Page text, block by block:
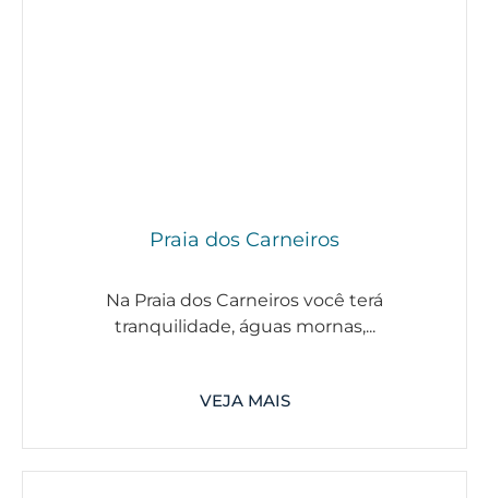
Praia dos Carneiros
Na Praia dos Carneiros você terá
tranquilidade, águas mornas,...
VEJA MAIS